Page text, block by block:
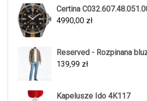
Certina
4990,00 zł
Reserved - Rozpinana
139,99 zł
Kapelusze Ido 4K117